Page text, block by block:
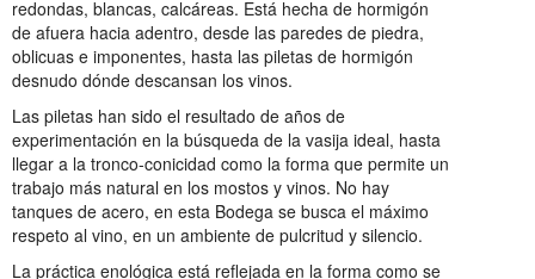
redondas, blancas, calcáreas. Está hecha de hormigón
de afuera hacia adentro, desde las paredes de piedra,
oblicuas e imponentes, hasta las piletas de hormigón
desnudo dónde descansan los vinos.
Las piletas han sido el resultado de años de
experimentación en la búsqueda de la vasija ideal, hasta
llegar a la tronco-conicidad como la forma que permite un
trabajo más natural en los mostos y vinos. No hay
tanques de acero, en esta Bodega se busca el máximo
respeto al vino, en un ambiente de pulcritud y silencio.
La práctica enológica está reflejada en la forma como se